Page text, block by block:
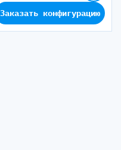
Заказать конфигурацию